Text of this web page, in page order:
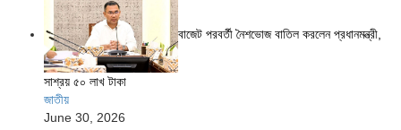
বাজেট পরবর্তী নৈশভোজ বাতিল করলেন প্রধানমন্ত্রী,
সাশ্রয় ৫০ লাখ টাকা
জাতীয়
June 30, 2026